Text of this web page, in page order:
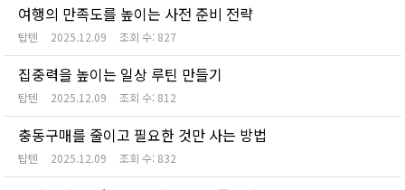
여행의 만족도를 높이는 사전 준비 전략
탑텐 2025.12.09 조회 수: 827
집중력을 높이는 일상 루틴 만들기
탑텐 2025.12.09 조회 수: 812
충동구매를 줄이고 필요한 것만 사는 방법
탑텐 2025.12.09 조회 수: 832